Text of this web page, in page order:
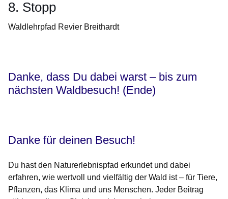
8. Stopp
Waldlehrpfad Revier Breithardt
Danke, dass Du dabei warst – bis zum
nächsten Waldbesuch! (Ende)
Danke für deinen Besuch!
Du hast den Naturerlebnispfad erkundet und dabei
erfahren, wie wertvoll und vielfältig der Wald ist – für Tiere,
Pflanzen, das Klima und uns Menschen. Jeder Beitrag